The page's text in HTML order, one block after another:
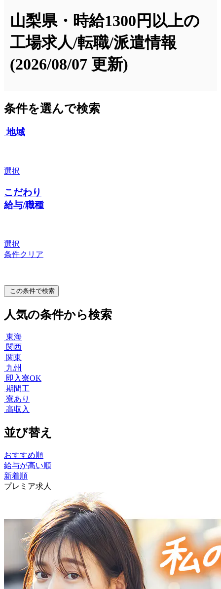
山梨県・時給1300円以上の
工場求人/転職/派遣情報
(2026/08/07 更新)
条件を選んで検索
地域
選択
こだわり
給与/職種
選択
条件クリア
この条件で検索
人気の条件から検索
東海
関西
関東
九州
即入寮OK
期間工
寮あり
高収入
並び替え
おすすめ順
給与が高い順
新着順
プレミア求人